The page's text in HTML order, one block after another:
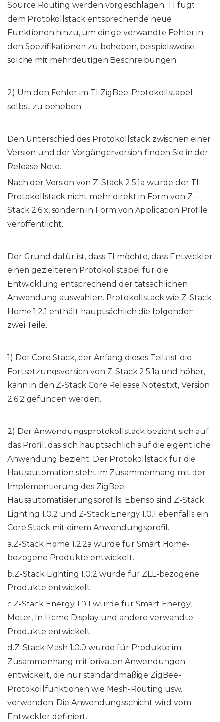
Source Routing werden vorgeschlagen. TI fügt
dem Protokollstack entsprechende neue
Funktionen hinzu, um einige verwandte Fehler in
den Spezifikationen zu beheben, beispielsweise
solche mit mehrdeutigen Beschreibungen.
2) Um den Fehler im TI ZigBee-Protokollstapel
selbst zu beheben.
Den Unterschied des Protokollstack zwischen einer
Version und der Vorgängerversion finden Sie in der
Release Note.
Nach der Version von Z-Stack 2.5.1a wurde der TI-
Protokollstack nicht mehr direkt in Form von Z-
Stack 2.6.x, sondern in Form von Application Profile
veröffentlicht.
Der Grund dafür ist, dass TI möchte, dass Entwickler
einen gezielteren Protokollstapel für die
Entwicklung entsprechend der tatsächlichen
Anwendung auswählen. Protokollstack wie Z-Stack
Home 1.2.1 enthält hauptsächlich die folgenden
zwei Teile.
1) Der Core Stack, der Anfang dieses Teils ist die
Fortsetzungsversion von Z-Stack 2.5.1a und höher,
kann in den Z-Stack Core Release Notes.txt, Version
2.6.2 gefunden werden.
2) Der Anwendungsprotokollstack bezieht sich auf
das Profil, das sich hauptsächlich auf die eigentliche
Anwendung bezieht. Der Protokollstack für die
Hausautomation steht im Zusammenhang mit der
Implementierung des ZigBee-
Hausautomatisierungsprofils. Ebenso sind Z-Stack
Lighting 1.0.2 und Z-Stack Energy 1.0.1 ebenfalls ein
Core Stack mit einem Anwendungsprofil.
a.Z-Stack Home 1.2.2a wurde für Smart Home-
bezogene Produkte entwickelt.
b.Z-Stack Lighting 1.0.2 wurde für ZLL-bezogene
Produkte entwickelt.
c.Z-Stack Energy 1.0.1 wurde für Smart Energy,
Meter, In Home Display und andere verwandte
Produkte entwickelt.
d.Z-Stack Mesh 1.0.0 wurde für Produkte im
Zusammenhang mit privaten Anwendungen
entwickelt, die nur standardmäßige ZigBee-
Protokollfunktionen wie Mesh-Routing usw.
verwenden. Die Anwendungsschicht wird vom
Entwickler definiert.